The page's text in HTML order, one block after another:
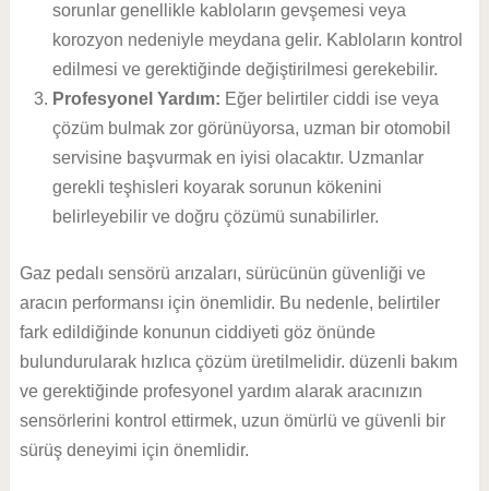
sorunlar genellikle kabloların gevşemesi veya
korozyon nedeniyle meydana gelir. Kabloların kontrol
edilmesi ve gerektiğinde değiştirilmesi gerekebilir.
Profesyonel Yardım: Eğer belirtiler ciddi ise veya
çözüm bulmak zor görünüyorsa, uzman bir otomobil
servisine başvurmak en iyisi olacaktır. Uzmanlar
gerekli teşhisleri koyarak sorunun kökenini
belirleyebilir ve doğru çözümü sunabilirler.
Gaz pedalı sensörü arızaları, sürücünün güvenliği ve
aracın performansı için önemlidir. Bu nedenle, belirtiler
fark edildiğinde konunun ciddiyeti göz önünde
bulundurularak hızlıca çözüm üretilmelidir. düzenli bakım
ve gerektiğinde profesyonel yardım alarak aracınızın
sensörlerini kontrol ettirmek, uzun ömürlü ve güvenli bir
sürüş deneyimi için önemlidir.